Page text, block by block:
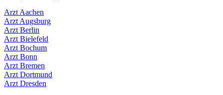
Arzt Aachen
Arzt Augsburg
Arzt Berlin
Arzt Bielefeld
Arzt Bochum
Arzt Bonn
Arzt Bremen
Arzt Dortmund
Arzt Dresden